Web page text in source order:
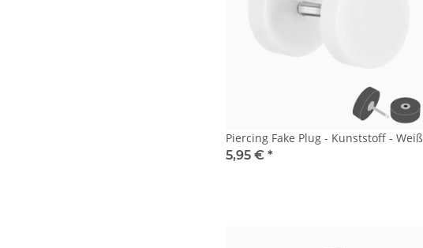
Piercing Fake Plug - Kunststoff - Weiß
5,95 €*